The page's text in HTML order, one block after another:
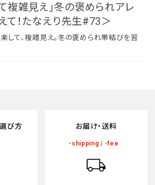
複雑見え」冬の褒められアレ
て！たなえり先生#73＞
して、複雑見え。冬の褒められ帯結びを習
び方 お届け・送料
-shipping | -fee